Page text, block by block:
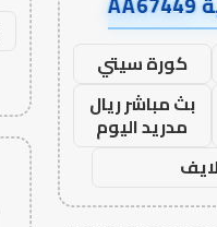
كورة سيتي
بث مباشر ريال
مدريد اليوم